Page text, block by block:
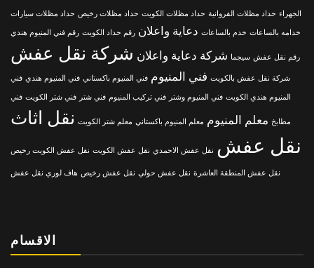
الجهراء حداد مظلات الفروانية حداد مظلات الكويت حداد مظلات رخيص حداد مظلات سيارات
خدامه بالساعات خدم بالساعات دعاية واعلان رقم حداد الكويت رقم فني المنيوم هندي
رقم نقل عفش سيجما شركة دعاية واعلان شركة نقل عفش
شركة نقل عفش بالكويت فني المنيوم فني المنيوم باكستاني فني المنيوم هندي فني
المنيوم هندي الكويت فني المنيوم وشتر فني تركيب المنيوم فني شتر فني شتر الكويت فني
مطابخ معلم المنيوم معلم المنيوم باكستاني معلم شتر الكويت نقل اثاث
نقل عفش نقل عفش الاحمدي نقل عفش الكويت نقل عفش الكويت رخيص
نقل عفش المنطقة العاشرة نقل عفش حولي نقل عفش رخيص هاف لوري نقل عفش
الاقسام